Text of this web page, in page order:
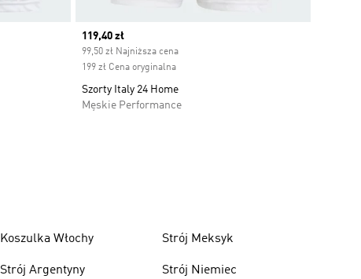
Current price
119,40 zł
99,50 zł Najniższa cena
199 zł Cena oryginalna
Szorty Italy 24 Home
Męskie Performance
Koszulka Włochy
Strój Argentyny
Strój Meksyk
Strój Niemiec